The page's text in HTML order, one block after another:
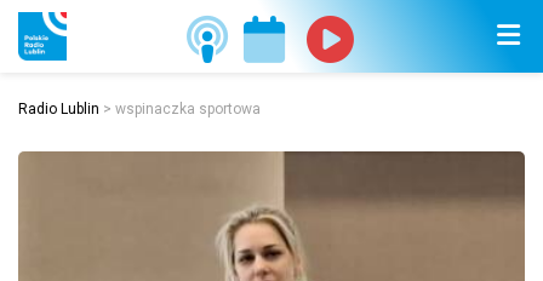
Radio Lublin > wspinaczka sportowa